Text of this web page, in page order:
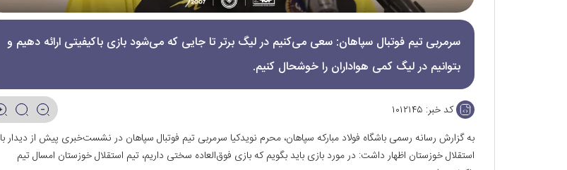
سرمربی تیم فوتبال سپاهان: سعی می‌کنیم در لیگ‌ برتر تا جایی که می‌شود بازی باکیفیتی ارائه دهیم و
بتوانیم در لیگ کمی هواداران را خوشحال کنیم.
کد خبر: ۱۰۱۲۱۴۵
به گزارش رسانه رسمی باشگاه فولاد مبارکه سپاهان، محرم نویدکیا سرمربی تیم فوتبال سپاهان در نشست‌خبری پیش از دیدار با
استقلال خوزستان اظهار داشت: در مورد بازی باید بگویم که بازی فوق‌العاده سختی داریم، تیم استقلال خوزستان امسال تیم